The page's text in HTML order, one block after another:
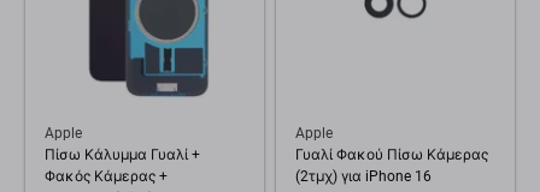
Apple
Πίσω Κάλυμμα Γυαλί +
Φακός Κάμερας +
Apple
Γυαλί Φακού Πίσω Κάμερας
(2τμχ) για iPhone 16